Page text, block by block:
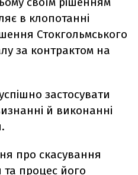
в клопотанні
Стокгольмського
за контрактом на
застосувати
й виконанні
про скасування
та процес його